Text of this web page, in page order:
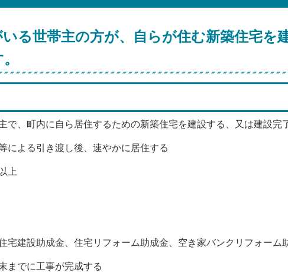
いる世帯主の方が、自らが住む新築住宅を
で、町内に自ら居住するための新築住宅を建設する、又は建設
による引き渡し後、速やかに居住する
上
宅建設助成金、住宅リフォーム助成金、空き家バンクリフォー
までに工事が完成する